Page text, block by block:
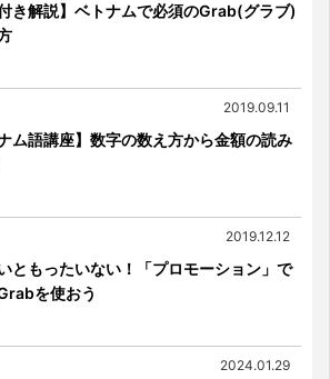
付き解説】ベトナムで必須のGrab(グラブ)
2019.09.11
ナム語講座】数字の数え方から金額の読み
2019.12.12
ともったいない！「プロモーション」で
を使おう
2024.01.29